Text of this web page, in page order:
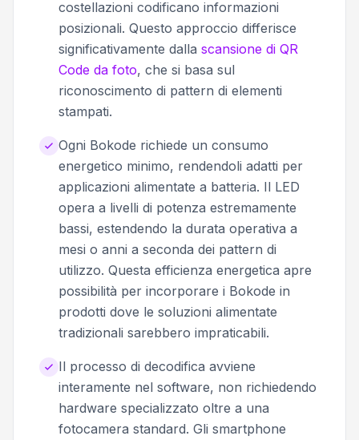
costellazioni codificano informazioni
posizionali. Questo approccio differisce
significativamente dalla scansione di QR
Code da foto, che si basa sul
riconoscimento di pattern di elementi
stampati.
Ogni Bokode richiede un consumo
energetico minimo, rendendoli adatti per
applicazioni alimentate a batteria. Il LED
opera a livelli di potenza estremamente
bassi, estendendo la durata operativa a
mesi o anni a seconda dei pattern di
utilizzo. Questa efficienza energetica apre
possibilità per incorporare i Bokode in
prodotti dove le soluzioni alimentate
tradizionali sarebbero impraticabili.
Il processo di decodifica avviene
interamente nel software, non richiedendo
hardware specializzato oltre a una
fotocamera standard. Gli smartphone